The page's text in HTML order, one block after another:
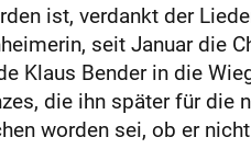
ist, verdankt der
seit Januar die
Klaus Bender in die
die ihn später für
worden sei, ob er